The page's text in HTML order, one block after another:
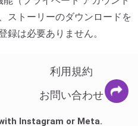
ストーリーのダウンロードを
録は必要ありません。
利用規約
お問い合わせ
Instagram or Meta.